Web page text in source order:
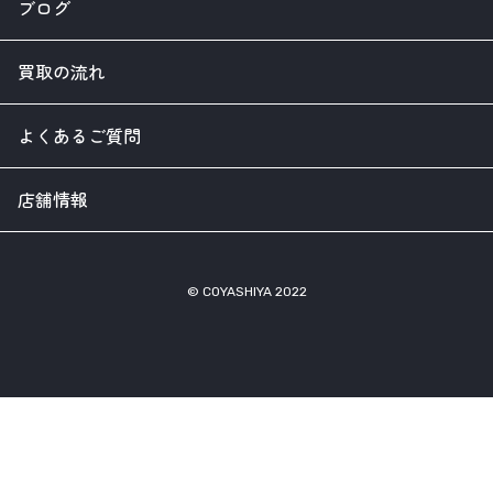
ブログ
買取の流れ
よくあるご質問
店舗情報
© COYASHIYA 2022